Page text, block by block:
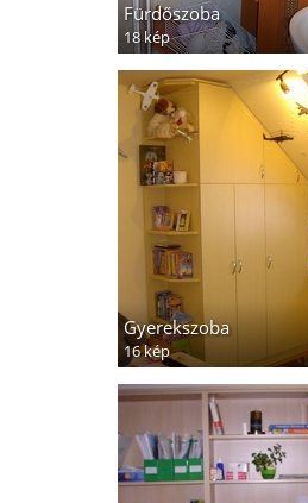
Fürdőszoba
18 kép
Gyerekszoba
16 kép